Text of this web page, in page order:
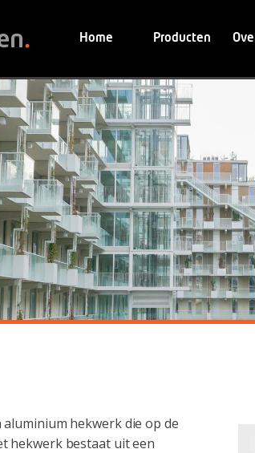
Home Producten
aluminium hekwerk die op de
hekwerk bestaat uit een